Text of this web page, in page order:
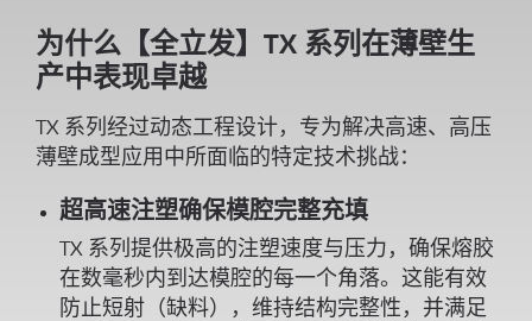
为什么【全立发】TX 系列在薄壁生
产中表现卓越
TX 系列经过动态工程设计，专为解决高速、高压
薄壁成型应用中所面临的特定技术挑战：
超高速注塑确保模腔完整充填
TX 系列提供极高的注塑速度与压力，确保熔胶
在数毫秒内到达模腔的每一个角落。这能有效
防止短射（缺料），维持结构完整性，并满足